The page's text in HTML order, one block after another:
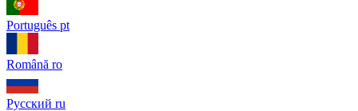
Português pt
Română ro
Русский ru